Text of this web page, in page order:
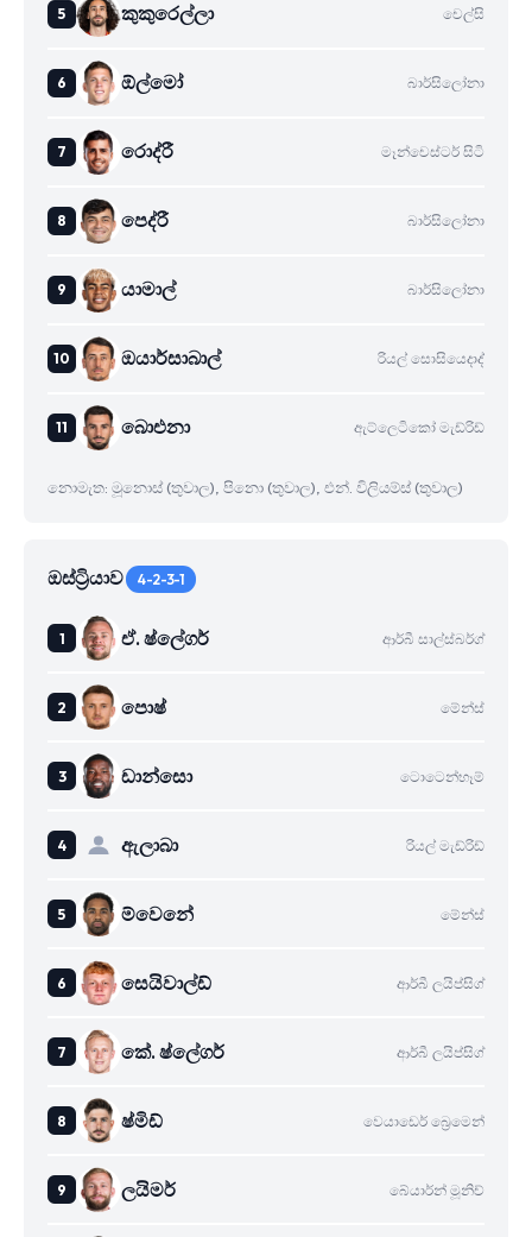
කුකුරෙල්ලා චෙල්සි
ඕල්මෝ බාර්සිලෝනා
රොද්රී මෑන්චෙස්ටර් සිටි
පෙද්රී බාර්සිලෝනා
යාමාල් බාර්සිලෝනා
ඔයාර්සාබාල් රියල් සොසියෙදාද්
බාෙඑනා ඇට්ලෙටිකෝ මැඩ්රිඩ්
නොමැත: මූනොස් (තුවාල), පිනො (තුවාල), එන්. විලියම්ස් (තුවාල)
ඔස්ට්‍රියාව 4-2-3-1
ඒ. ෂ්ලේගර් ආර්බී සාල්ස්බර්ග්
පොෂ් මේන්ස්
ඩාන්සො ටොටෙන්හෑම්
ඇලාබා රියල් මැඩ්රිඩ්
ම්වෙනේ මේන්ස්
සෙයිවාල්ඩ් ආර්බී ලයිප්සිග්
කේ. ෂ්ලේගර් ආර්බී ලයිප්සිග්
ෂ්මිඩ් වෙයාඩෙර් බ්‍රෙමෙන්
ලයිමර් බේයාර්න් මූනිච්